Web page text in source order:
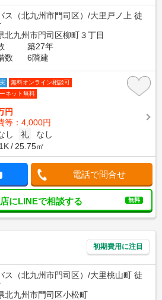
ス（北九州市門司区）/大里戸ノ上 徒
北九州市門司区柳町３丁目
築27年
数
6階建
無料オンライン相談可
ネット無料
円
等：4,000円
し 礼
なし
1K 25.75㎡
電話で問合せ
にLINEで相談する 無料
初期費用に注目
ス（北九州市門司区）/大里桃山町 徒
北九州市門司区小松町